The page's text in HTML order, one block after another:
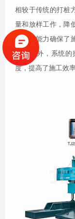
相较于传统的打桩
量和放样工作，降
的定位能力确保了
题。此外，系统
度，提高了施工效率